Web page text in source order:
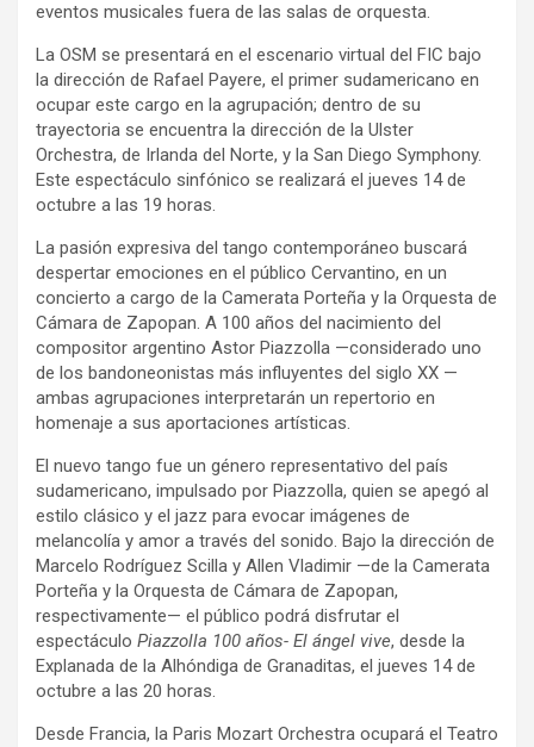
eventos musicales fuera de las salas de orquesta.
La OSM se presentará en el escenario virtual del FIC bajo
la dirección de Rafael Payere, el primer sudamericano en
ocupar este cargo en la agrupación; dentro de su
trayectoria se encuentra la dirección de la Ulster
Orchestra, de Irlanda del Norte, y la San Diego Symphony.
Este espectáculo sinfónico se realizará el jueves 14 de
octubre a las 19 horas.
La pasión expresiva del tango contemporáneo buscará
despertar emociones en el público Cervantino, en un
concierto a cargo de la Camerata Porteña y la Orquesta de
Cámara de Zapopan. A 100 años del nacimiento del
compositor argentino Astor Piazzolla —considerado uno
de los bandoneonistas más influyentes del siglo XX —
ambas agrupaciones interpretarán un repertorio en
homenaje a sus aportaciones artísticas.
El nuevo tango fue un género representativo del país
sudamericano, impulsado por Piazzolla, quien se apegó al
estilo clásico y el jazz para evocar imágenes de
melancolía y amor a través del sonido. Bajo la dirección de
Marcelo Rodríguez Scilla y Allen Vladimir —de la Camerata
Porteña y la Orquesta de Cámara de Zapopan,
respectivamente— el público podrá disfrutar el
espectáculo Piazzolla 100 años- El ángel vive, desde la
Explanada de la Alhóndiga de Granaditas, el jueves 14 de
octubre a las 20 horas.
Desde Francia, la Paris Mozart Orchestra ocupará el Teatro